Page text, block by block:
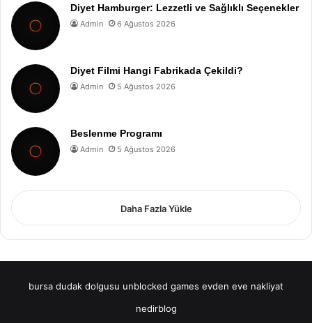
Diyet Hamburger: Lezzetli ve Sağlıklı Seçenekler
Admin 6 Ağustos 2026
Diyet Filmi Hangi Fabrikada Çekildi?
Admin 5 Ağustos 2026
Beslenme Programı
Admin 5 Ağustos 2026
Daha Fazla Yükle
bursa dudak dolgusu unblocked games evden eve nakliyat
nedirblog